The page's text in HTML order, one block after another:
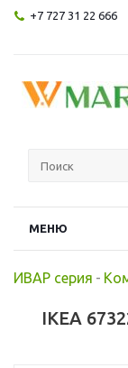
+7 727 31 22 666
МЕНЮ
ИВАР серия -
IKEA